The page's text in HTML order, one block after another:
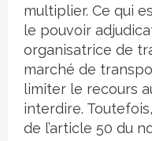
multiplier. Ce qui
le pouvoir
organisatrice de
marché de
limiter le recours
interdire.
de l’article 50 du